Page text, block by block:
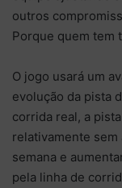
outros
Porque quem tem
O jogo usará um
evolução da pista
corrida real, a
relativamente
semana e
pela linha de